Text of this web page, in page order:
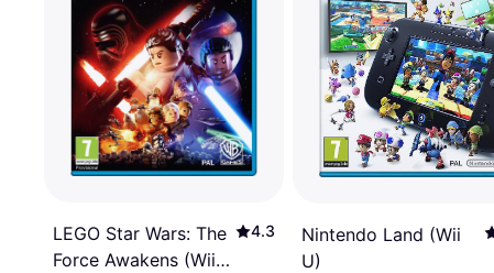
LEGO Star Wars: The
Force Awakens (Wii
4.3
Nintendo Land (Wii
U)